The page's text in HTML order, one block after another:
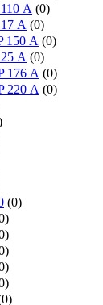
А (0)
А (0)
150 А (0)
А (0)
176 А (0)
220 А (0)
(0)
)
)
)
)
)
0)